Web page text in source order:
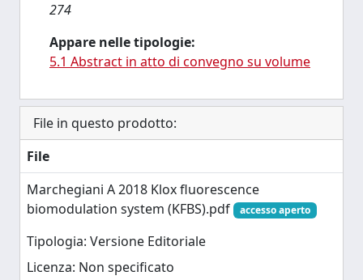
274
Appare nelle tipologie:
5.1 Abstract in atto di convegno su volume
File in questo prodotto:
File
Marchegiani A 2018 Klox fluorescence
biomodulation system (KFBS).pdf
accesso aperto
Tipologia: Versione Editoriale
Licenza: Non specificato